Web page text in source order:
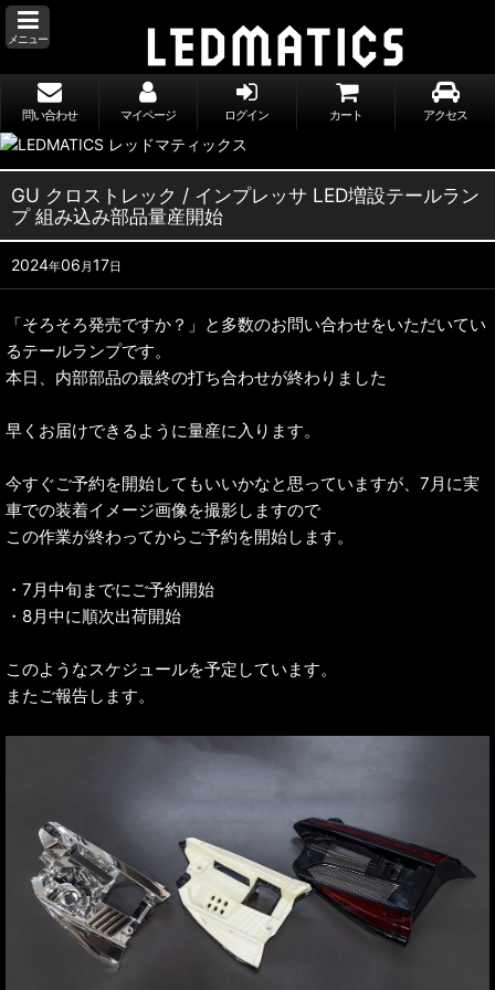
メニュー
問い合わせ マイページ ログイン カート アクセス
GU クロストレック / インプレッサ LED増設テールラン
プ 組み込み部品量産開始
2024年06 月17日
「そろそろ発売ですか？」と多数のお問い合わせをいただいてい
るテールランプです。
本日、内部部品の最終の打ち合わせが終わりました
早くお届けできるように量産に入ります。
今すぐご予約を開始してもいいかなと思っていますが、7月に実
車での装着イメージ画像を撮影しますので
この作業が終わってからご予約を開始します。
・7月中旬までにご予約開始
・8月中に順次出荷開始
このようなスケジュールを予定しています。
またご報告します。